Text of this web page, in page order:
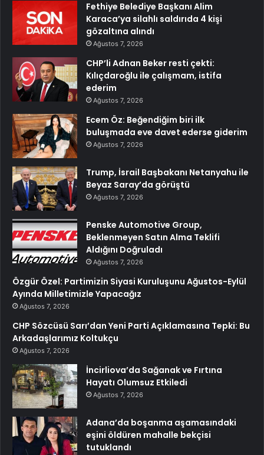
Fethiye Belediye Başkanı Alim
Karaca’ya silahlı saldırıda 4 kişi
gözaltına alındı
Ağustos 7, 2026
CHP’li Adnan Beker resti çekti:
Kılıçdaroğlu ile çalışmam, istifa
ederim
Ağustos 7, 2026
Ecem Öz: Beğendiğim biri ilk
buluşmada eve davet ederse giderim
Ağustos 7, 2026
Trump, İsrail Başbakanı Netanyahu ile
Beyaz Saray’da görüştü
Ağustos 7, 2026
Penske Automotive Group,
Beklenmeyen Satın Alma Teklifi
Aldığını Doğruladı
Ağustos 7, 2026
Özgür Özel: Partimizin Siyasi Kuruluşunu Ağustos-Eylül
Ayında Milletimizle Yapacağız
Ağustos 7, 2026
CHP Sözcüsü Sarı’dan Yeni Parti Açıklamasına Tepki: Bu
Arkadaşlarımız Koltukçu
Ağustos 7, 2026
İncirliova’da Sağanak ve Fırtına
Hayatı Olumsuz Etkiledi
Ağustos 7, 2026
Adana’da boşanma aşamasındaki
eşini öldüren mahalle bekçisi
tutuklandı